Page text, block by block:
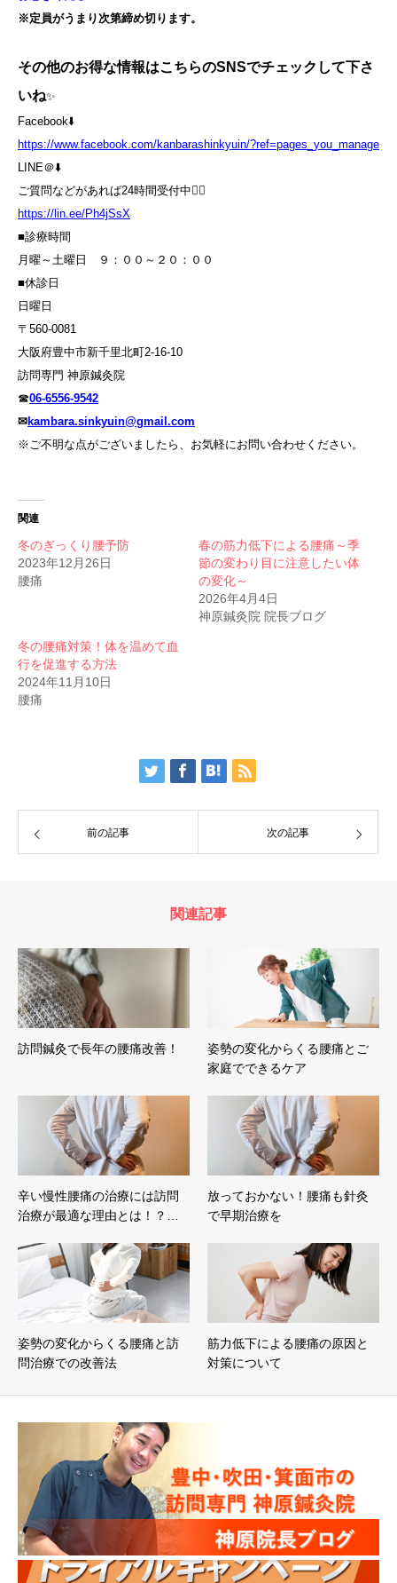
※定員がうまり次第締め切ります。
その他のお得な情報はこちらのSNSでチェックして下さ
いね✨
Facebook⬇️
https://www.facebook.com/kanbarashinkyuin/?ref=pages_you_manage
LINE＠⬇️
ご質問などがあれば24時間受付中💁‍♀️
https://lin.ee/Ph4jSsX
■診療時間
月曜～土曜日 ９：００～２０：００
■休診日
日曜日
〒560-0081
大阪府豊中市新千里北町2-16-10
訪問専門 神原鍼灸院
☎06-6556-9542
✉kambara.sinkyuin@gmail.com
※ご不明な点がございましたら、お気軽にお問い合わせください。
関連
冬のぎっくり腰予防
2023年12月26日
腰痛
春の筋力低下による腰痛～季
節の変わり目に注意したい体
の変化～
2026年4月4日
神原鍼灸院 院長ブログ
冬の腰痛対策！体を温めて血
行を促進する方法
2024年11月10日
腰痛
前の記事 次の記事
関連記事
訪問鍼灸で長年の腰痛改善！
姿勢の変化からくる腰痛とご
家庭でできるケア
辛い慢性腰痛の治療には訪問
治療が最適な理由とは！？…
放っておかない！腰痛も針灸
で早期治療を
姿勢の変化からくる腰痛と訪
問治療での改善法
筋力低下による腰痛の原因と
対策について